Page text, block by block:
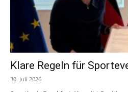
Klare Regeln für
30. Juli 2026